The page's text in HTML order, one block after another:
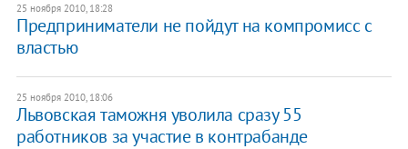
25 ноября 2010, 18:28
Предприниматели не пойдут на компромисс с
властью
25 ноября 2010, 18:06
Львовская таможня уволила сразу 55
работников за участие в контрабанде